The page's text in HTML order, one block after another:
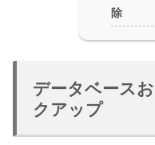
除
データベース
クアップ